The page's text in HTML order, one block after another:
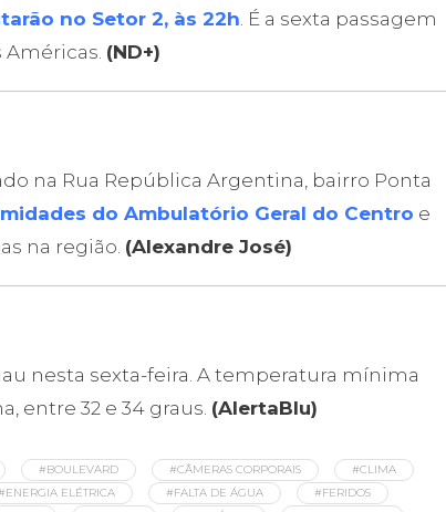
no Setor 2, às 22h. É a sexta passagem
(ND+)
na Rua República Argentina, bairro Ponta
do Ambulatório Geral do Centro e
na região. (Alexandre José)
nesta sexta-feira. A temperatura mínima
entre 32 e 34 graus. (AlertaBlu)
#BOULEVARD #CÂMERAS CORPORAIS
#CLIMA
ELÉTRICA #FALTA DE ÁGUA
#FERIDOS